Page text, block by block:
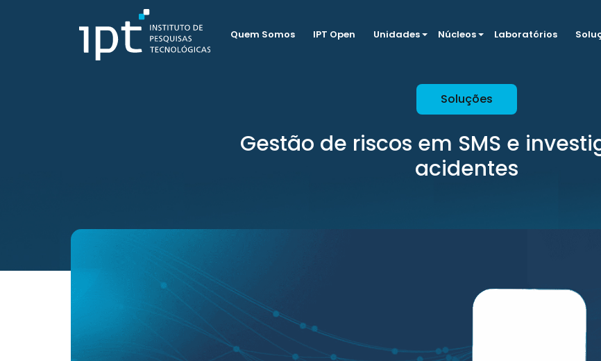
Quem Somos IPT Open Unidades Núcleos Laboratórios
Soluções
Gestão de riscos em SMS e
acidentes